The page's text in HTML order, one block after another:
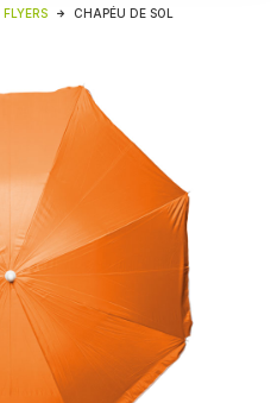
FLYERS CHAPÉU DE SOL